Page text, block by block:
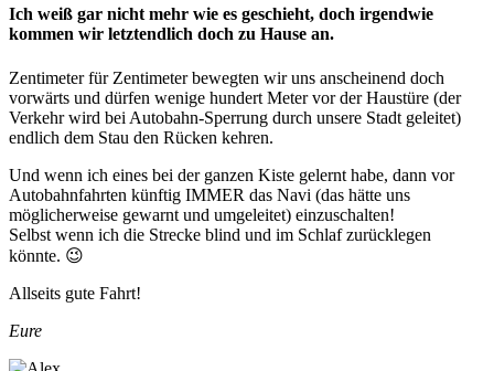
Ich weiß gar nicht mehr wie es geschieht, doch irgendwie
kommen wir letztendlich doch zu Hause an.
Zentimeter für Zentimeter bewegten wir uns anscheinend doch
vorwärts und dürfen wenige hundert Meter vor der Haustüre (der
Verkehr wird bei Autobahn-Sperrung durch unsere Stadt geleitet)
endlich dem Stau den Rücken kehren.
Und wenn ich eines bei der ganzen Kiste gelernt habe, dann vor
Autobahnfahrten künftig IMMER das Navi (das hätte uns
möglicherweise gewarnt und umgeleitet) einzuschalten!
Selbst wenn ich die Strecke blind und im Schlaf zurücklegen
könnte. 😉
Allseits gute Fahrt!
Eure